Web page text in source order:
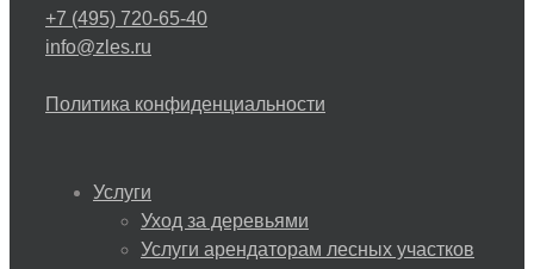
+7 (495) 720-65-40
info@zles.ru
Политика конфиденциальности
Услуги
Уход за деревьями
Услуги арендаторам лесных участков